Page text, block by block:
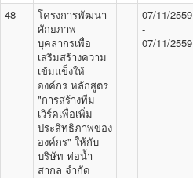
48
โครงการพัฒนา
ศักยภาพ
บุคลากรเพื่อ
เสริมสร้างความ
เข้มแข็งให้
องค์กร หลักสูตร
"การสร้างทีม
เวิร์คเพื่อเพิ่ม
ประสิทธิภาพของ
องค์กร" ให้กับ
บริษัท ท่อน้ำ
สากล จำกัด
-
07/11/2559
-
07/11/2559